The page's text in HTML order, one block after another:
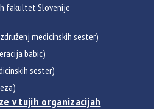
fakultet Slovenije
medicinskih sester)
babic)
sester)
v tujih organizacijah